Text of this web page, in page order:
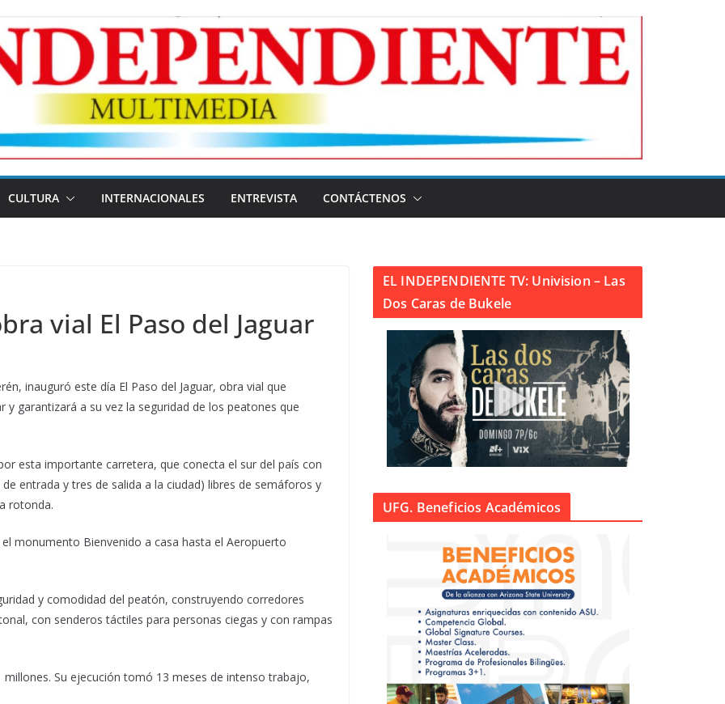
CULTURA INTERNACIONALES ENTREVISTA CONTÁCTENOS
vial El Paso del Jaguar
inauguró este día El Paso del Jaguar, obra vial que
garantizará a su vez la seguridad de los peatones que
esta importante carretera, que conecta el sur del país con
entrada y tres de salida a la ciudad) libres de semáforos y
rotonda.
monumento Bienvenido a casa hasta el Aeropuerto
y comodidad del peatón, construyendo corredores
con senderos táctiles para personas ciegas y con rampas
Su ejecución tomó 13 meses de intenso trabajo,
EL INDEPENDIENTE TV: Univision – Las
Dos Caras de Bukele
UFG. Beneficios Académicos